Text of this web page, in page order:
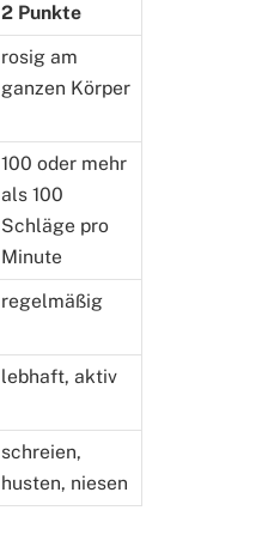
2 Punkte
rosig am
ganzen Körper
100 oder mehr
als 100
Schläge pro
Minute
regelmäßig
lebhaft, aktiv
schreien,
husten, niesen